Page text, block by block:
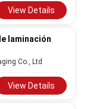
View Details
laminación
Co., Ltd
View Details